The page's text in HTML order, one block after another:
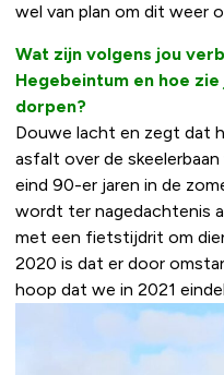
wel van plan om dit weer
Wat zijn volgens jou
Hegebeintum en hoe
dorpen?
Douwe lacht en zegt dat
asfalt over de skeelerbaan
eind 90-er jaren in de
wordt ter nagedachtenis
met een fietstijdrit om
2020 is dat er door
hoop dat we in 2021